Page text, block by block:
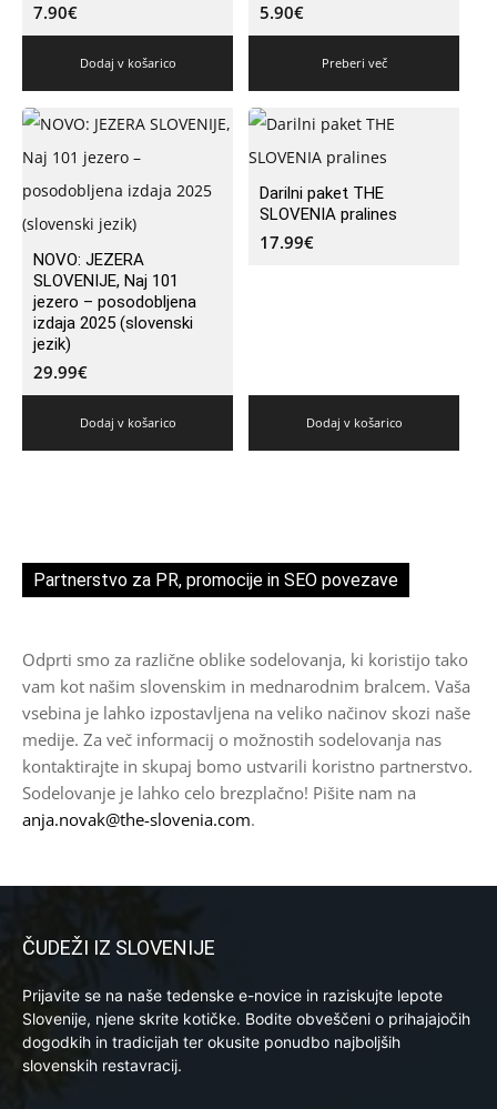
7.90€
Dodaj v košarico
5.90€
Preberi več
NOVO: JEZERA
SLOVENIJE, Naj 101
jezero – posodobljena
izdaja 2025 (slovenski
jezik)
29.99€
Dodaj v košarico
Darilni paket THE
SLOVENIA pralines
17.99€
Dodaj v košarico
Partnerstvo za PR, promocije in SEO povezave
Odprti smo za različne oblike sodelovanja, ki koristijo tako
vam kot našim slovenskim in mednarodnim bralcem. Vaša
vsebina je lahko izpostavljena na veliko načinov skozi naše
medije. Za več informacij o možnostih sodelovanja nas
kontaktirajte in skupaj bomo ustvarili koristno partnerstvo.
Sodelovanje je lahko celo brezplačno! Pišite nam na
anja.novak@the-slovenia.com.
ČUDEŽI IZ SLOVENIJE
Prijavite se na naše tedenske e-novice in raziskujte lepote
Slovenije, njene skrite kotičke. Bodite obveščeni o prihajajočih
dogodkih in tradicijah ter okusite ponudbo najboljših
slovenskih restavracij.